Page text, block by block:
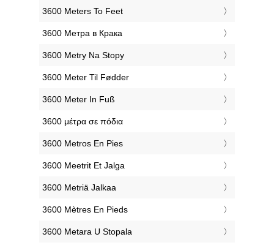
‎3600 Meters To Feet
‎3600 Метра в Крака
‎3600 Metry Na Stopy
‎3600 Meter Til Fødder
‎3600 Meter In Fuß
‎3600 μέτρα σε πόδια
‎3600 Metros En Pies
‎3600 Meetrit Et Jalga
‎3600 Metriä Jalkaa
‎3600 Mètres En Pieds
‎3600 Metara U Stopala